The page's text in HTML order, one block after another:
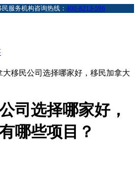
民服务机构咨询热线： 400-8213-596
大移民公司选择哪家好，移民加拿大
司选择哪家好，
哪些项目？